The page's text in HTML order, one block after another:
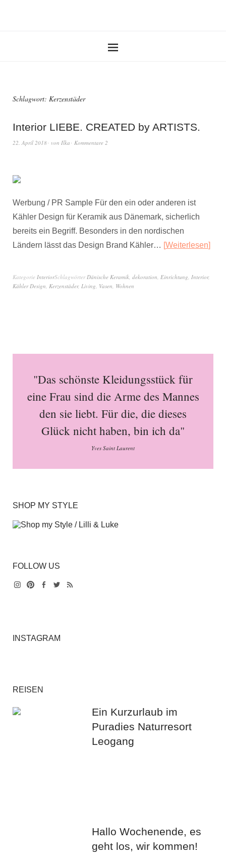
Schlagwort: Kerzenstäder
Interior LIEBE. CREATED by ARTISTS.
22. April 2018 von Ilka Kommentare 2
Werbung / PR Sample Für den ein oder anderen ist
Kähler Design für Keramik aus Dänemark, sicherlich
bereits ein Begriff. Besonders in den nordischen
Ländern lässt das Design Brand Kähler… Weiterlesen
Kategorie InteriorSchlagwörterDänische Keramik, dekoration, Einrichtung, Interior,
Kähler Design, Kerzenstäder, Living, Vasen, Wohnen
"Das schönste Kleidungsstück für
eine Frau sind die Arme des Mannes
den sie liebt. Für die, die dieses
Glück nicht haben, bin ich da"
Yves Saint Laurent
SHOP MY STYLE
FOLLOW US
INSTAGRAM
REISEN
Ein Kurzurlaub im
Puradies Naturresort
Leogang
Hallo Wochenende, es
geht los, wir kommen!